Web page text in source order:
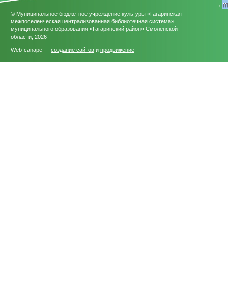
© Муниципальное бюджетное учреждение культуры «Гагаринская
межпоселенческая централизованная библиотечная система»
муниципального образования «Гагаринский район» Смоленской
области, 2026
Web-canape — создание сайтов и продвижение
'